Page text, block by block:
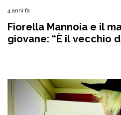
4 anni fa
Fiorella Mannoia e il
giovane: “È il vecchio